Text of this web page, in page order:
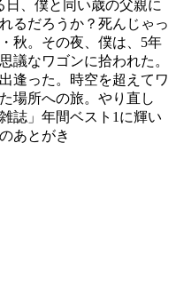
日、僕と同い歳の父親に
るだろうか？死んじゃっ
秋。その夜、僕は、5年
議なワゴンに拾われた。
逢った。時空を超えてワ
場所への旅。やり直し
誌」年間ベスト1に輝い
あとがき